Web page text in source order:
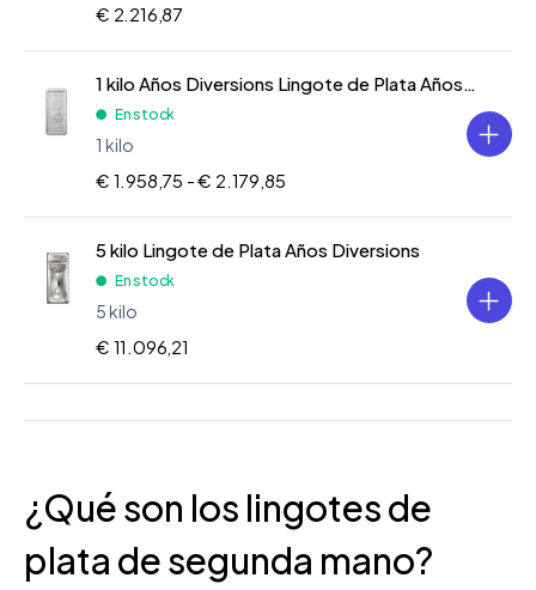
€ 2.216,87
1 kilo Años Diversions Lingote de Plata Años Diversions
En stock
1 kilo
€ 1.958,75 -€ 2.179,85
5 kilo Lingote de Plata Años Diversions
En stock
5 kilo
€ 11.096,21
¿Qué son los lingotes de
plata de segunda mano?